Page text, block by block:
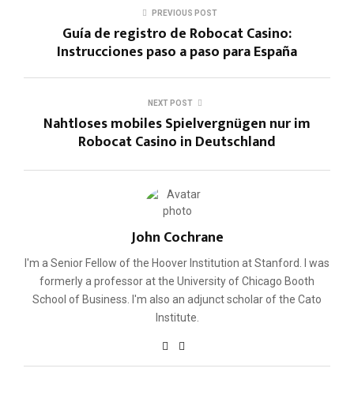
PREVIOUS POST
Guía de registro de Robocat Casino:
Instrucciones paso a paso para España
NEXT POST
Nahtloses mobiles Spielvergnügen nur im
Robocat Casino in Deutschland
John Cochrane
I'm a Senior Fellow of the Hoover Institution at Stanford. I was
formerly a professor at the University of Chicago Booth
School of Business. I'm also an adjunct scholar of the Cato
Institute.